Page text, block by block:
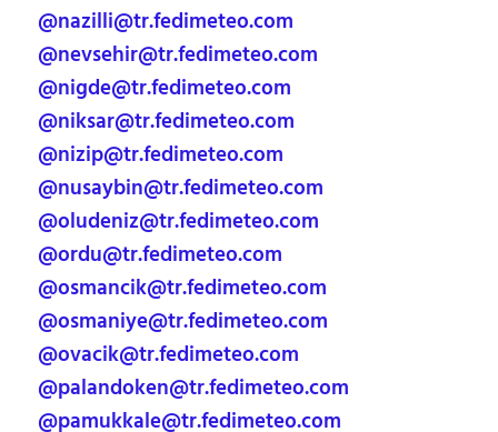
@nazilli@tr.fedimeteo.com
@nevsehir@tr.fedimeteo.com
@nigde@tr.fedimeteo.com
@niksar@tr.fedimeteo.com
@nizip@tr.fedimeteo.com
@nusaybin@tr.fedimeteo.com
@oludeniz@tr.fedimeteo.com
@ordu@tr.fedimeteo.com
@osmancik@tr.fedimeteo.com
@osmaniye@tr.fedimeteo.com
@ovacik@tr.fedimeteo.com
@palandoken@tr.fedimeteo.com
@pamukkale@tr.fedimeteo.com